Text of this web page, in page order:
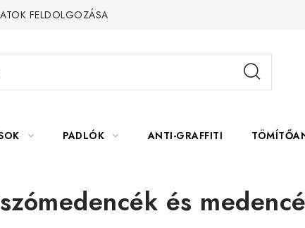
FELDOLGOZÁSA
PADLÓK ANTI-GRAFFITI
és